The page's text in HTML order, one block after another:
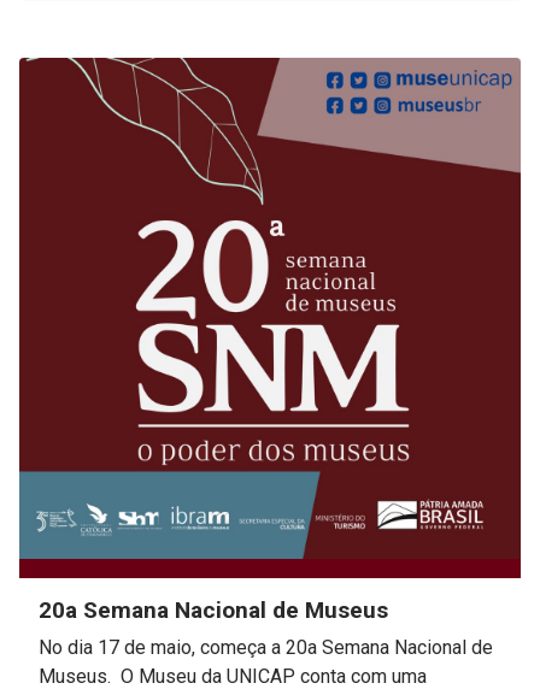
20a Semana Nacional de Museus
No dia 17 de maio, começa a 20a Semana Nacional de
Museus. O Museu da UNICAP conta com uma